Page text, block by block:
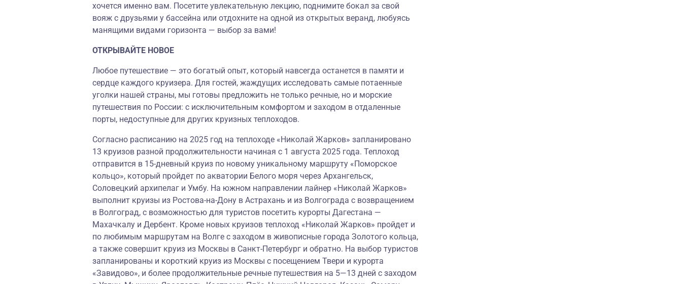
хочется именно вам. Посетите увлекательную лекцию, поднимите бокал за свой
вояж с друзьями у бассейна или отдохните на одной из открытых веранд, любуясь
манящими видами горизонта — выбор за вами!
ОТКРЫВАЙТЕ НОВОЕ
Любое путешествие — это богатый опыт, который навсегда останется в памяти и
сердце каждого круизера. Для гостей, жаждущих исследовать самые потаенные
уголки нашей страны, мы готовы предложить не только речные, но и морские
путешествия по России: с исключительным комфортом и заходом в отдаленные
порты, недоступные для других круизных теплоходов.
Согласно расписанию на 2025 год на теплоходе «Николай Жарков» запланировано
13 круизов разной продолжительности начиная с 1 августа 2025 года. Теплоход
отправится в 15-дневный круиз по новому уникальному маршруту «Поморское
кольцо», который пройдет по акватории Белого моря через Архангельск,
Соловецкий архипелаг и Умбу. На южном направлении лайнер «Николай Жарков»
выполнит круизы из Ростова-на-Дону в Астрахань и из Волгограда с возвращением
в Волгоград, с возможностью для туристов посетить курорты Дагестана —
Махачкалу и Дербент. Кроме новых круизов теплоход «Николай Жарков» пройдет и
по любимым маршрутам на Волге с заходом в живописные города Золотого кольца,
а также совершит круиз из Москвы в Санкт-Петербург и обратно. На выбор туристов
запланированы и короткий круиз из Москвы с посещением Твери и курорта
«Завидово», и более продолжительные речные путешествия на 5—13 дней с заходом